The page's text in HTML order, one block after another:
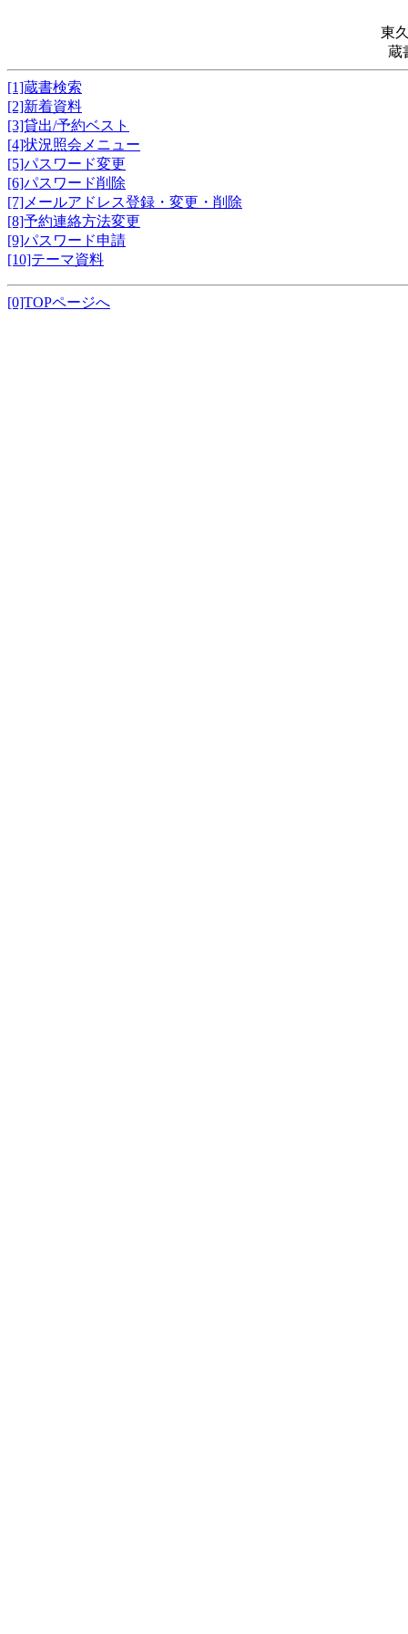
東
蔵
[1]蔵書検索
[2]新着資料
[3]貸出/予約ベスト
[4]状況照会メニュー
[5]パスワード変更
[6]パスワード削除
[7]メールアドレス登録・変更・削除
[8]予約連絡方法変更
[9]パスワード申請
[10]テーマ資料
[0]TOPページへ